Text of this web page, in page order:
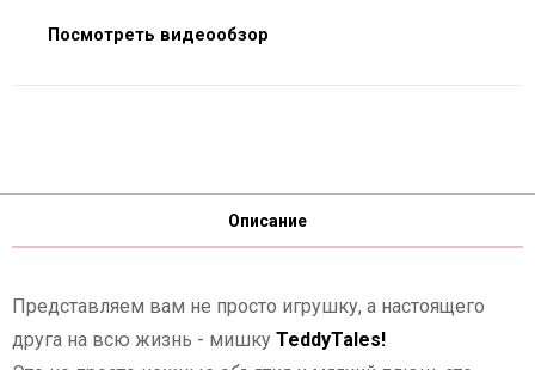
Посмотреть видеообзор
Описание
Представляем вам не просто игрушку, а настоящего
друга на всю жизнь - мишку TeddyTales!